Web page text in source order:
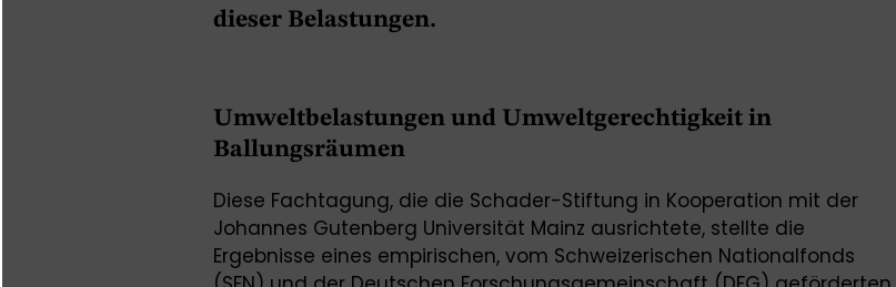
dieser Belastungen.
Umweltbelastungen und Umweltgerechtigkeit in
Ballungsräumen
Diese Fachtagung, die die Schader-Stiftung in Kooperation mit der
Johannes Gutenberg Universität Mainz ausrichtete, stellte die
Ergebnisse eines empirischen, vom Schweizerischen Nationalfonds